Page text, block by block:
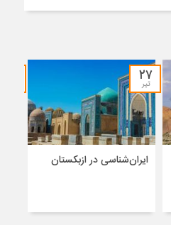
۲۷
تیر
ایران‌شناسی در ازبکستان